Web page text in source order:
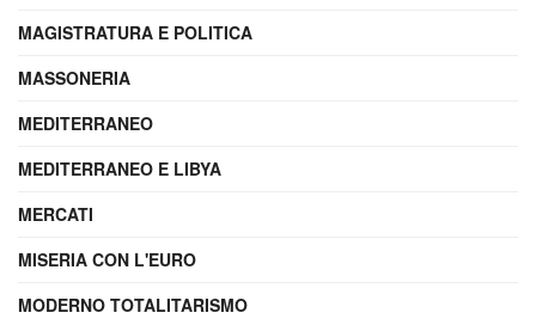
MAGISTRATURA E POLITICA
MASSONERIA
MEDITERRANEO
MEDITERRANEO E LIBYA
MERCATI
MISERIA CON L'EURO
MODERNO TOTALITARISMO